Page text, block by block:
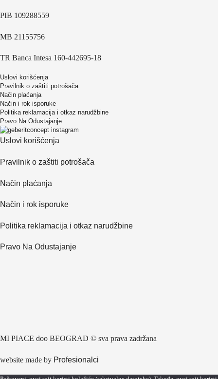
PIB 109288559
MB 21155756
TR Banca Intesa 160-442695-18
Uslovi korišćenja
Pravilnik o zaštiti potrošača
Način plaćanja
Način i rok isporuke
Politika reklamacija i otkaz narudžbine
Pravo Na Odustajanje
Uslovi korišćenja
Pravilnik o zaštiti potrošača
Način plaćanja
Način i rok isporuke
Politika reklamacija i otkaz narudžbine
Pravo Na Odustajanje
MI PIACE doo BEOGRAD © sva prava zadržana
website made by Profesionalci